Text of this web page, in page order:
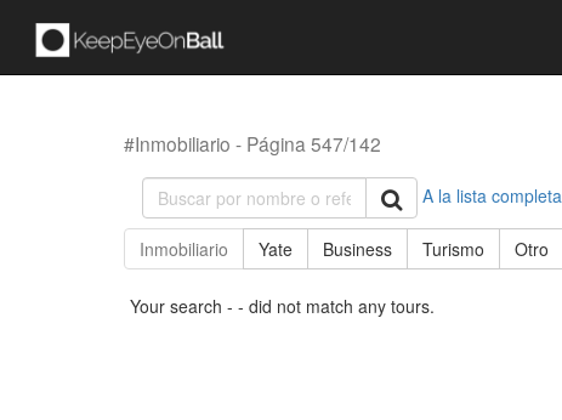
#Inmobiliario - Página 547/142
A la lista completa
Inmobiliario Yate Business Turismo Otro
Your search - - did not match any tours.